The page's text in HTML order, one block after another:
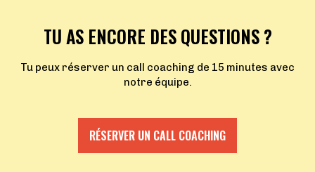
TU AS ENCORE DES QUESTIONS ?
Tu peux réserver un call coaching de 15 minutes avec
notre équipe.
RÉSERVER UN CALL COACHING